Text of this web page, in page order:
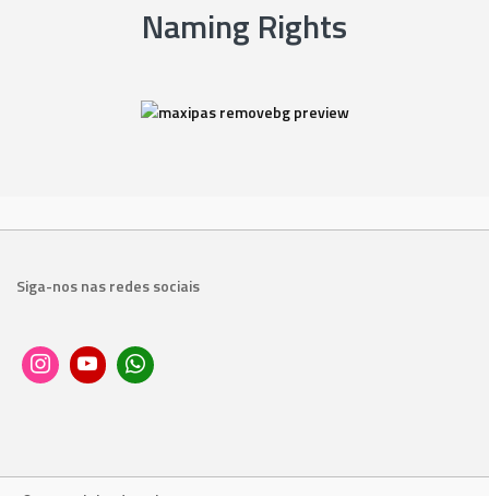
Naming Rights
Siga-nos nas redes sociais